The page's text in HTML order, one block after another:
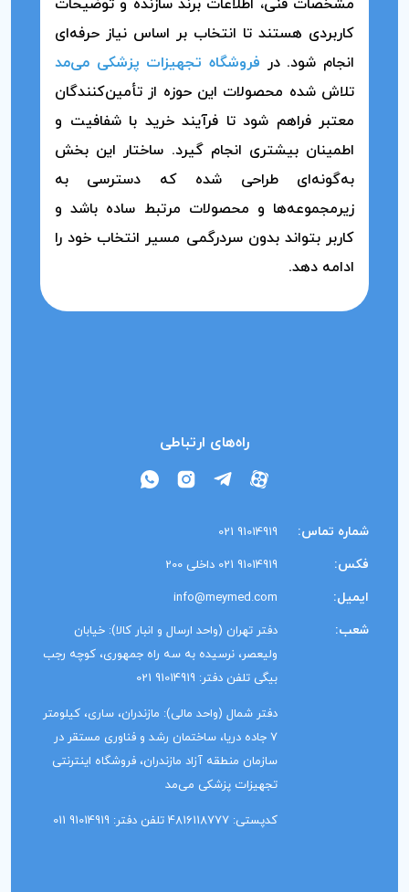
مشخصات فنی، اطلاعات برند سازنده و توضیحات
کاربردی هستند تا انتخاب بر اساس نیاز حرفه‌ای
انجام شود. در فروشگاه تجهیزات پزشکی می‌مد
تلاش شده محصولات این حوزه از تأمین‌کنندگان
معتبر فراهم شود تا فرآیند خرید با شفافیت و
اطمینان بیشتری انجام گیرد. ساختار این بخش
به‌گونه‌ای طراحی شده که دسترسی به
زیرمجموعه‌ها و محصولات مرتبط ساده باشد و
کاربر بتواند بدون سردرگمی مسیر انتخاب خود را
ادامه دهد.
راه‌های ارتباطی
شماره تماس: 91014919 021
فکس: 91014919 021 داخلی 200
ایمیل: info@meymed.com
شعب:
دفتر تهران (واحد ارسال و انبار کالا): خیابان
ولیعصر، نرسیده به سه راه جمهوری، کوچه رجب
بیگی تلفن دفتر: 91014919 021
دفتر شمال (واحد مالی): مازندران، ساری، کیلومتر
7 جاده دریا، ساختمان رشد و فناوری مستقر در
سازمان منطقه آزاد مازندران، فروشگاه اینترنتی
تجهیزات پزشکی می‌مد
کدپستی: 4816118777 تلفن دفتر: 91014919 011